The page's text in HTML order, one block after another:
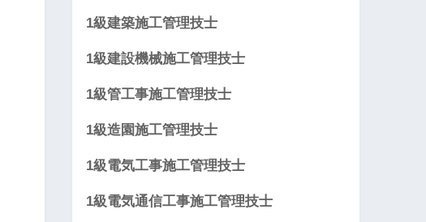
1級建築施工管理技士
1級建設機械施工管理技士
1級管工事施工管理技士
1級造園施工管理技士
1級電気工事施工管理技士
1級電気通信工事施工管理技士